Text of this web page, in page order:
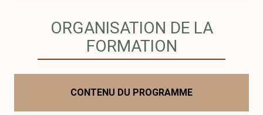
ORGANISATION DE LA
FORMATION
CONTENU DU PROGRAMME